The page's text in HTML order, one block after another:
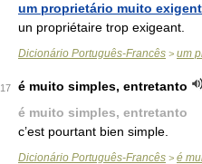
um proprietário muito
un propriétaire trop exigeant.
Dicionário Português-Francês > um
17
é muito simples, entretanto
é muito simples, entretanto
c’est pourtant bien simple.
Dicionário Português-Francês > é